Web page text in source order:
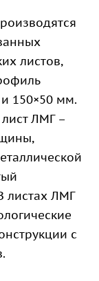
листов,
150×50 мм.
ЛМГ –
листах ЛМГ
с